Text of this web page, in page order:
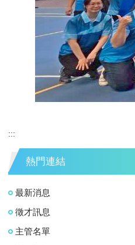
:::
熱門連結
最新消息
徵才訊息
主管名單